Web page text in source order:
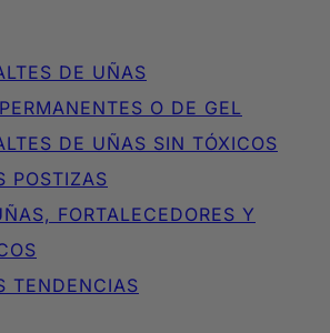
DE UÑAS
O DE GEL
DE UÑAS SIN TÓXICOS
POSTIZAS
FORTALECEDORES Y
TENDENCIAS